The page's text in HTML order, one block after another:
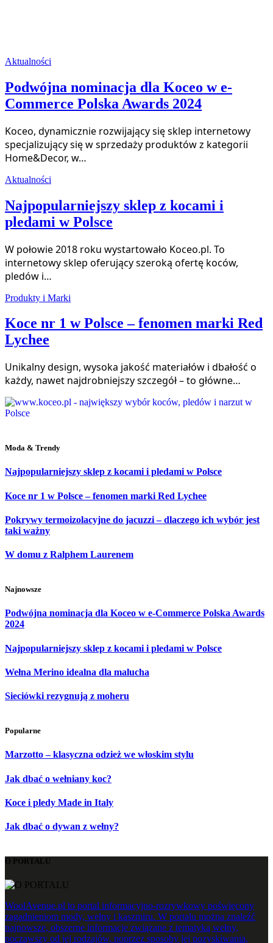
Aktualności
Podwójna nominacja dla Koceo w e-
Commerce Polska Awards 2024
Koceo, dynamicznie rozwijający się sklep internetowy
specjalizujący się w sprzedaży produktów z kategorii
Home&Decor, w…
Aktualności
Najpopularniejszy sklep z kocami i
pledami w Polsce
W połowie 2018 roku wystartowało Koceo.pl. To
internetowy sklep oferujący szeroką ofertę koców,
pledów i…
Produkty i Marki
Koce nr 1 w Polsce – fenomen marki Red
Lychee
Unikalny design, wysoka jakość materiałów i dbałość o
każdy, nawet najdrobniejszy szczegół – to główne…
Moda & Trendy
Najpopularniejszy sklep z kocami i pledami w Polsce
Koce nr 1 w Polsce – fenomen marki Red Lychee
Pokrywy termoizolacyjne do jacuzzi – dlaczego ich wybór jest
taki ważny
W domu z Ralphem Laurenem
Najnowsze
Podwójna nominacja dla Koceo w e-Commerce Polska Awards
2024
Najpopularniejszy sklep z kocami i pledami w Polsce
Wełna Merino idealna dla malucha
Sieciówki rezygnują z moheru
Popularne
Marzotto – klasyczna odzież we włoskim stylu
Jak dbać o wełniany koc?
Koce i pledy Made in Italy
Jak dbać o dywan z wełny?
O PORTALU
WoolAvenue.pl to portal informacyjno-rozrywkowy poświęcony
zagadnieniom mody, wełny i kaszmiru. W portalu można znaleźć
najnowsze, obszerne informacje związane z tematyką wełny,
począwszy od jej rodzajów, poprzez sposoby jej pozyskiwania,